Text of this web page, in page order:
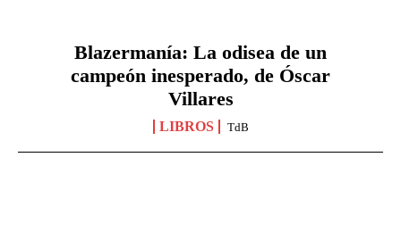
Blazermanía: La odisea de un
campeón inesperado, de Óscar
Villares
LIBROS TdB